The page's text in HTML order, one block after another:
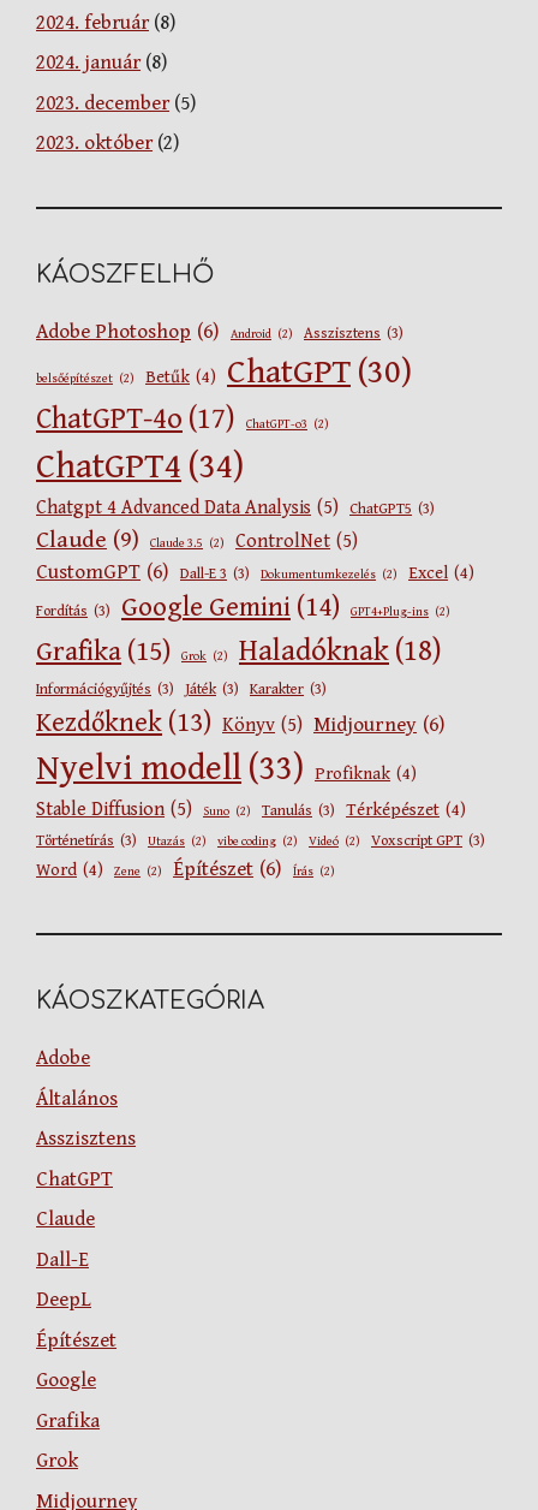
2024. február(8)
2024. január(8)
2023. december(5)
2023. október(2)
KÁOSZFELHŐ
Adobe Photoshop (6) Android (2) Asszisztens (3)
belsőépítészet (2) Betűk (4) ChatGPT (30)
ChatGPT-4o (17) ChatGPT-o3 (2)
ChatGPT4 (34)
Chatgpt 4 Advanced Data Analysis (5) ChatGPT5 (3)
Claude (9) Claude 3.5 (2) ControlNet (5)
CustomGPT (6) Dall-E 3 (3) Dokumentumkezelés (2) Excel (4)
Fordítás (3) Google Gemini (14) GPT4+Plug-ins (2)
Grafika (15) Grok (2) Haladóknak (18)
Információgyűjtés (3) Játék (3) Karakter (3)
Kezdőknek (13) Könyv (5) Midjourney (6)
Nyelvi modell (33) Profiknak (4)
Stable Diffusion (5) Suno (2) Tanulás (3) Térképészet (4)
Történetírás (3) Utazás (2) vibe coding (2) Videó (2) Voxscript GPT (3)
Word (4) Zene (2) Építészet (6) Írás (2)
KÁOSZKATEGÓRIA
Adobe
Általános
Asszisztens
ChatGPT
Claude
Dall-E
DeepL
Építészet
Google
Grafika
Grok
Midjourney